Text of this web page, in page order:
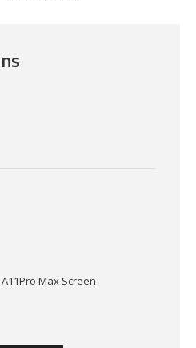
A11Pro Max Screen